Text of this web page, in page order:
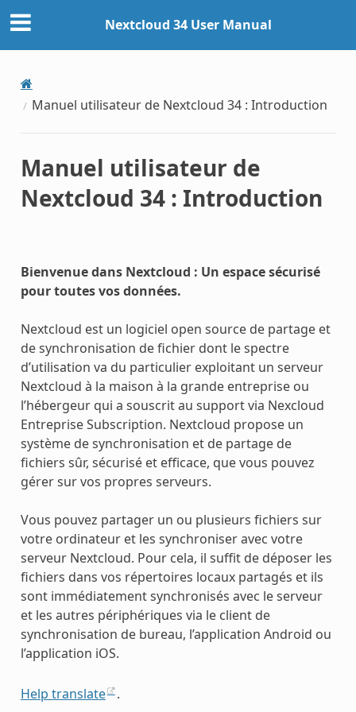
Nextcloud 34 User Manual
Manuel utilisateur de Nextcloud 34 : Introduction
Manuel utilisateur de
Nextcloud 34 : Introduction
Bienvenue dans Nextcloud : Un espace sécurisé
pour toutes vos données.
Nextcloud est un logiciel open source de partage et
de synchronisation de fichier dont le spectre
d’utilisation va du particulier exploitant un serveur
Nextcloud à la maison à la grande entreprise ou
l’hébergeur qui a souscrit au support via Nexcloud
Entreprise Subscription. Nextcloud propose un
système de synchronisation et de partage de
fichiers sûr, sécurisé et efficace, que vous pouvez
gérer sur vos propres serveurs.
Vous pouvez partager un ou plusieurs fichiers sur
votre ordinateur et les synchroniser avec votre
serveur Nextcloud. Pour cela, il suffit de déposer les
fichiers dans vos répertoires locaux partagés et ils
sont immédiatement synchronisés avec le serveur
et les autres périphériques via le client de
synchronisation de bureau, l’application Android ou
l’application iOS.
Help translate .